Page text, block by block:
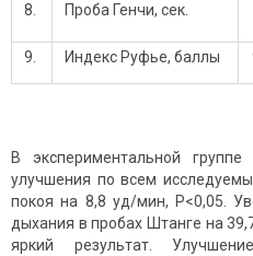
8. Проба Генчи, сек.
9. Индекс Руфье, баллы
В экспериментальной
улучшения по всем
покоя на 8,8 уд/мин, Р<0,05.
дыхания в пробах Штанге на
яркий результат.